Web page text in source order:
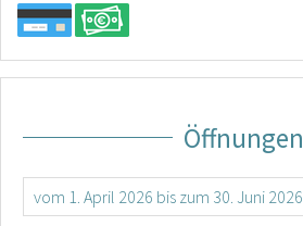
Öffnungen